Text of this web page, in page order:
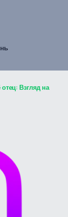
Взгляд на